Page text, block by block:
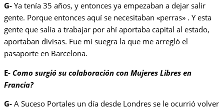
G- Ya tenía 35 años, y entonces ya empezaban a dejar salir
gente. Porque entonces aquí se necesitaban «perras» . Y esta
gente que salía a trabajar por ahí aportaba capital al estado,
aportaban divisas. Fue mi suegra la que me arregló el
pasaporte en Barcelona.
E- Como surgió su colaboración con Mujeres Libres en
Francia?
G- A Suceso Portales un día desde Londres se le ocurrió volver